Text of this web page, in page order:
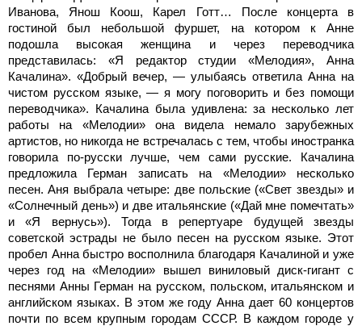
Иванова, Янош Коош, Карел Готт… После концерта в
гостиной был небольшой фуршет, на котором к Анне
подошла высокая женщина и через переводчика
представилась: «Я редактор студии «Мелодия», Анна
Качалина». «Добрый вечер, — улыбаясь ответила Анна на
чистом русском языке, — я могу поговорить и без помощи
переводчика». Качалина была удивлена: за несколько лет
работы на «Мелодии» она видела немало зарубежных
артистов, но никогда не встречалась с тем, чтобы иностранка
говорила по-русски лучше, чем сами русские. Качалина
предложила Герман записать на «Мелодии» несколько
песен. Аня выбрала четыре: две польские («Свет звезды» и
«Солнечный день») и две итальянские («Дай мне помечтать»
и «Я вернусь»). Тогда в репертуаре будущей звезды
советской эстрады не было песен на русском языке. Этот
пробел Анна быстро восполнила благодаря Качалиной и уже
через год на «Мелодии» вышел виниловый диск-гигант с
песнями Анны Герман на русском, польском, итальянском и
английском языках. В этом же году Анна дает 60 концертов
почти по всем крупным городам СССР. В каждом городе у